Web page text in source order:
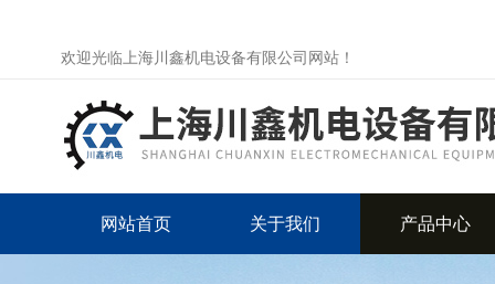
欢迎光临上海川鑫机电设备有限公司网站！
网站首页 关于我们 产品中心